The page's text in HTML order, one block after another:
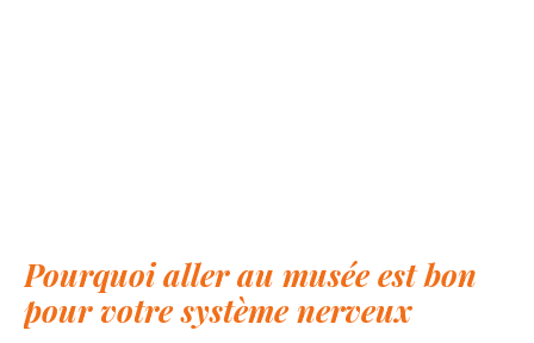
Pourquoi aller au musée est bon
pour votre système nerveux